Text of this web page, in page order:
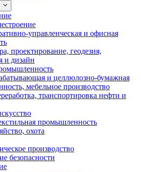
управленческая и офисная
проектирование, геодезия,
и дизайн
и целлюлозно-бумажная
мебельное производство
транспортировка нефти и
промышленность
охота
производство
безопасности